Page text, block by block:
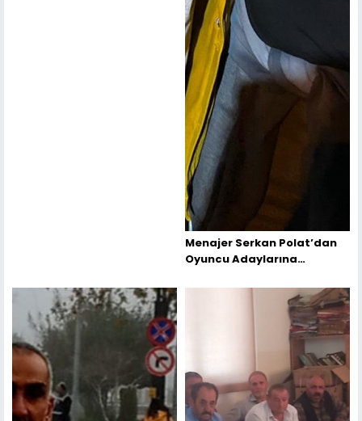
Menajer Serkan Polat’dan
Oyuncu Adaylarına